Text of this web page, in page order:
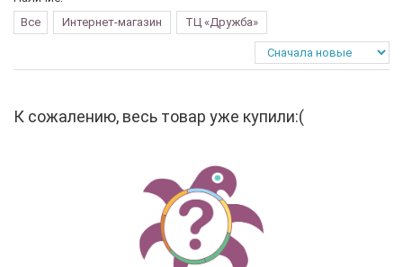
Все
Интернет-магазин ТЦ «Дружба»
К сожалению, весь товар уже купили:(